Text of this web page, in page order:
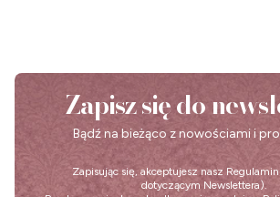
Zapisz się do
Bądź na bieżąco z nowościami i
Zapisując się, akceptujesz nasz Regulamin
dotyczącym Newslettera).